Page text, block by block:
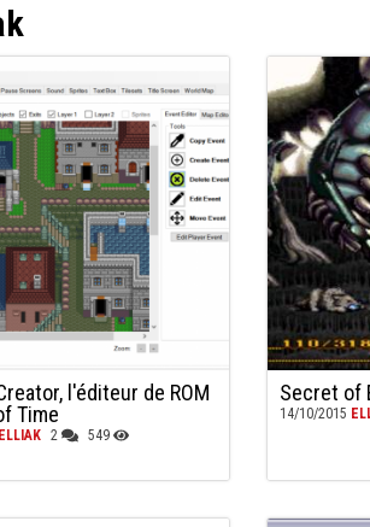
l'éditeur de ROM
Time
ELLIAK 2 549
Secret of
14/10/2015